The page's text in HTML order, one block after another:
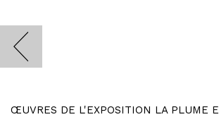
ŒUVRES DE L'EXPOSITION LA PLUME